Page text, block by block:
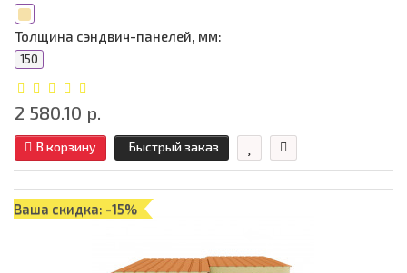
Толщина сэндвич-панелей, мм:
150
2 580.10 р.
В корзину Быстрый заказ
Ваша скидка: -15%